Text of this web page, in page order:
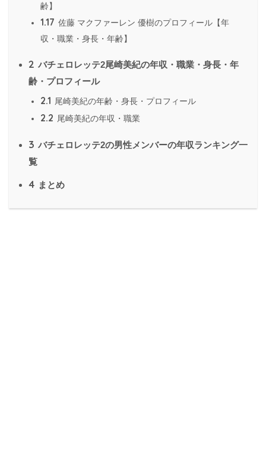
齢】
1.17 佐藤 マクファーレン 優樹のプロフィール【年
収・職業・身長・年齢】
2 バチェロレッテ2尾崎美紀の年収・職業・身長・年
齢・プロフィール
2.1 尾崎美紀の年齢・身長・プロフィール
2.2 尾崎美紀の年収・職業
3 バチェロレッテ2の男性メンバーの年収ランキング一
覧
4 まとめ